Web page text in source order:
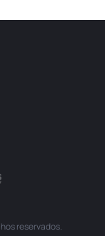
reservados.